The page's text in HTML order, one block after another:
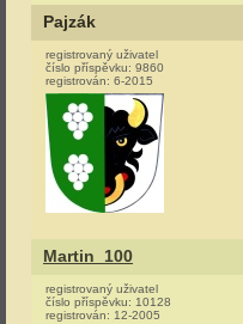
Pajzák
registrovaný uživatel
číslo příspěvku: 9860
registrován: 6-2015
Martin_100
registrovaný uživatel
číslo příspěvku: 10128
registrován: 12-2005